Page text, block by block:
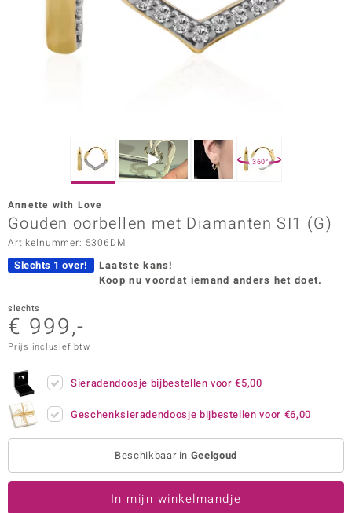
Vogue
in Italy
Paraíso
360°
Annette with Love
Gouden oorbellen met Diamanten SI1 (G)
Artikelnummer: 5306DM
Slechts 1 over!
Laatste kans!
Koop nu voordat iemand anders het doet.
slechts
€ 999,-
Prijs inclusief btw
Sieradendoosje bijbestellen voor€5,00
Geschenksieradendoosje bijbestellen voor €6,00
Beschikbaar in Geelgoud
In mijn winkelmandje